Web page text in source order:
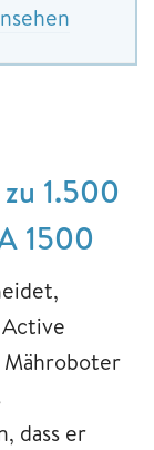
1.500
1500
Mähroboter
dass er